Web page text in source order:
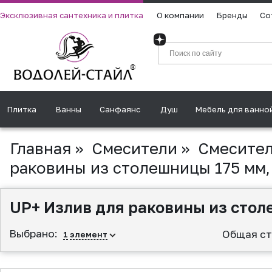
Эксклюзивная сантехника и плитка О компании Бренды
Плитка Ванны Санфаянс Душ Мебель для
Главная » Смесители »
раковины из столешницы 175
UP+ Излив для раковины из
Выбрано: 1 элемент Общая